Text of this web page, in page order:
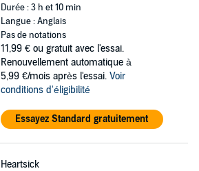
Durée : 3 h et 10 min
Langue : Anglais
Pas de notations
11,99 € ou gratuit avec l'essai.
Renouvellement automatique à
5,99 €/mois après l'essai. Voir
conditions d'éligibilité
Essayez Standard gratuitement
Heartsick